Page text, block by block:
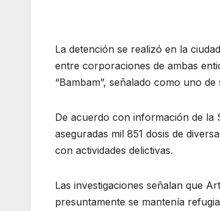
La detención se realizó en la
entre corporaciones de ambas
“Bambam”, señalado como uno
De acuerdo con información de la
aseguradas mil 851 dosis de
con actividades delictivas.
Las investigaciones señalan que
presuntamente se mantenía